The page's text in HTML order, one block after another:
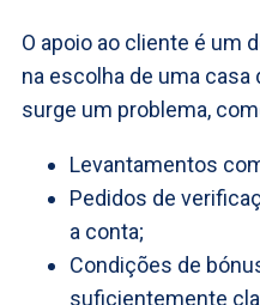
O apoio ao cliente é um
na escolha de uma
surge um problema,
Levantamentos
Pedidos de
a conta;
Condições de
suficientemente